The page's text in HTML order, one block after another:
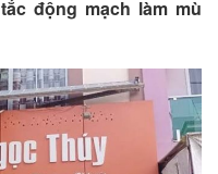
động mạch làm mù